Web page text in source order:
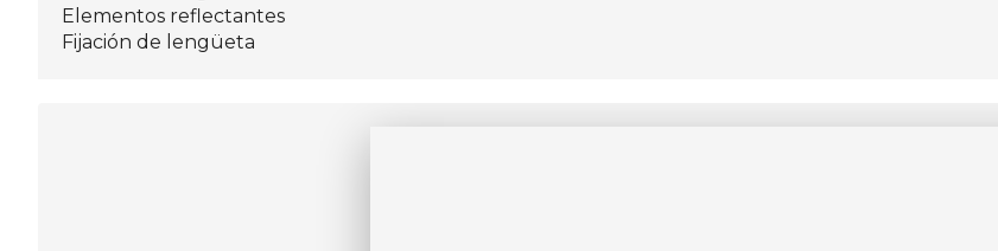
Elementos reflectantes
Fijación de lengüeta